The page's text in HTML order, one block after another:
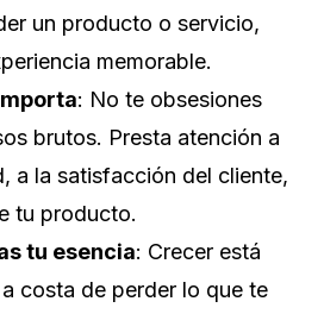
un producto o servicio,
memorable.
: No te obsesiones
brutos. Presta atención a
a la satisfacción del cliente,
tu producto.
tu esencia: Crecer está
costa de perder lo que te